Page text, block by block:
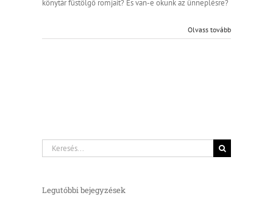
könytár füstölgő romjait? És van-e okunk az ünneplésre?
Olvass tovább
Keresés...
Legutóbbi bejegyzések